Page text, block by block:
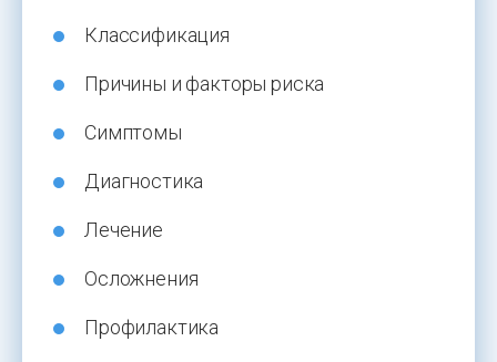
Классификация
Причины и факторы риска
Симптомы
Диагностика
Лечение
Осложнения
Профилактика